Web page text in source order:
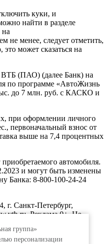
группа»
персонализации
куки, и
найти в разделе
не менее, следует отметить,
может сказаться на
ВТБ (ПАО) (далее Банк) на
по программе «АвтоЖизнь
до 7 млн. руб. с КАСКО и
при оформлении личного
первоначальный взнос от
выше на 7,4 процентных
автомобиля.
и могут быть изменены
Банка: 8-800-100-24-24
Санкт-Петербург,
Реклама 0+. Не